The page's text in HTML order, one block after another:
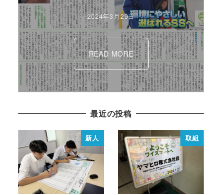
2024年3月29日
READ MORE
最近の投稿
新人 取組